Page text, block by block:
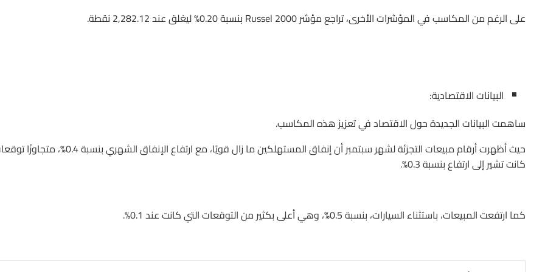
على الرغم من المكاسب في المؤشرات الأخرى، تراجع مؤشر Russel 2000 بنسبة 0.20% ليغلق عند 2,282.12 نقطة.
البيانات الاقتصادية:
ساهمت البيانات الجديدة حول الاقتصاد في تعزيز هذه المكاسب.
حيث أظهرت أرقام مبيعات التجزئة لشهر سبتمبر أن إنفاق المستهلكين ما زال قويًا، مع ارتفاع الإنفاق الشهري بنسبة
كانت تشير إلى ارتفاع بنسبة 0.3%.
كما ارتفعت المبيعات، باستثناء السيارات، بنسبة 0.5%، وهي أعلى بكثير من التوقعات التي كانت عند 0.1%.